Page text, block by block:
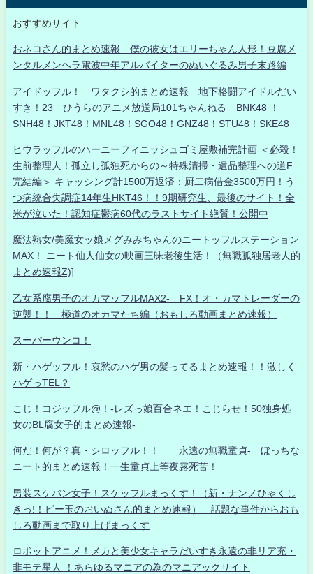
おすすめサイト
おネコさん的まとめ速報 僕の彼女はエリーちゃん人形！豆腐メ
ンタルメンヘラ電波中年アルバイターのぬいぐるみ男子末路編
アイドッフル！ ワタクシ的まとめ速報 地下格闘アイドルだい
すき！23 ひうらのアニメ放送局101ちゃんねる BNK48 ！
SNH48！JKT48！MNL48！SGO48！GNZ48！STU48！SKE48
ヒウラッフルのハーニーフィニッシュゴミ屋敷補完計画 ＜必殺！
生前整理人！孤立し孤独死からの～特殊清掃・遺品整理への道F
完結編＞ キャッシング計1500万返済：厨二病借金3500万円！う
つ病統合失調症14年生HKT46！！9期研究生、最後のサイト！全
米が泣いた！認知症鬱病60代のラストサイト絶賛！公開中
魔法熟女/美魔女ッ娘メグみみちゃんのニートッフルステーション
MAX！ ニート仙人仙女の映画三昧老後生活！（無職孤独居老人的
まとめ速報Z)]
乙女系腐男子のオカマッフルMAX2- FX！オ・カマトレーダーの
逆襲！！ 極道のオカマたち編（おもしろ動画まとめ速報）
スーパーウンコ！
新・ハゲッフル！哀愁のハゲ男の髪ってるまとめ速報！！激しく
ハゲっTEL？
こじ！コジッフル@！-レズっ娘百合ネエ！こじらせ！50独身処
女のBL腐女子的まとめ速報-
何だ！何が？真・シロッフル！！ 永遠の無職童貞- ぼっちな
ニート的まとめ速報！一生童貞上等夜露死苦！
男装スケバン女子！スケッフルまっくす！（新・ナンノひゃくし
きっ!！ビー玉のおいぬさん的まとめ速報） 話題な事件からおも
しろ動画まで取り上げまっくす
ロボットアニメ！メカと美少女キャラだいすき永遠の非リア充・
非モテ星人 ！あらゆるマニアの為のマニアックサイト